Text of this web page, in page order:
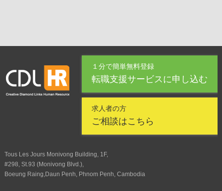
１分で簡単無料登録
転職支援サービスに申し込む
求人者の方
ご相談はこちら
Tous Les Jours Monivong Building, 1F,
#298, St.93 (Monivong Blvd.),
Boeung Raing,Daun Penh, Phnom Penh, Cambodia